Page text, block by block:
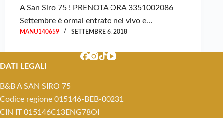
A San Siro 75 ! PRENOTA ORA 3351002086
Settembre è ormai entrato nel vivo e…
MANU140659 SETTEMBRE 6, 2018
DATI LEGALI
B&B A SAN SIRO 75
Codice regione 015146-BEB-00231
CIN IT 015146C13ENG78OI